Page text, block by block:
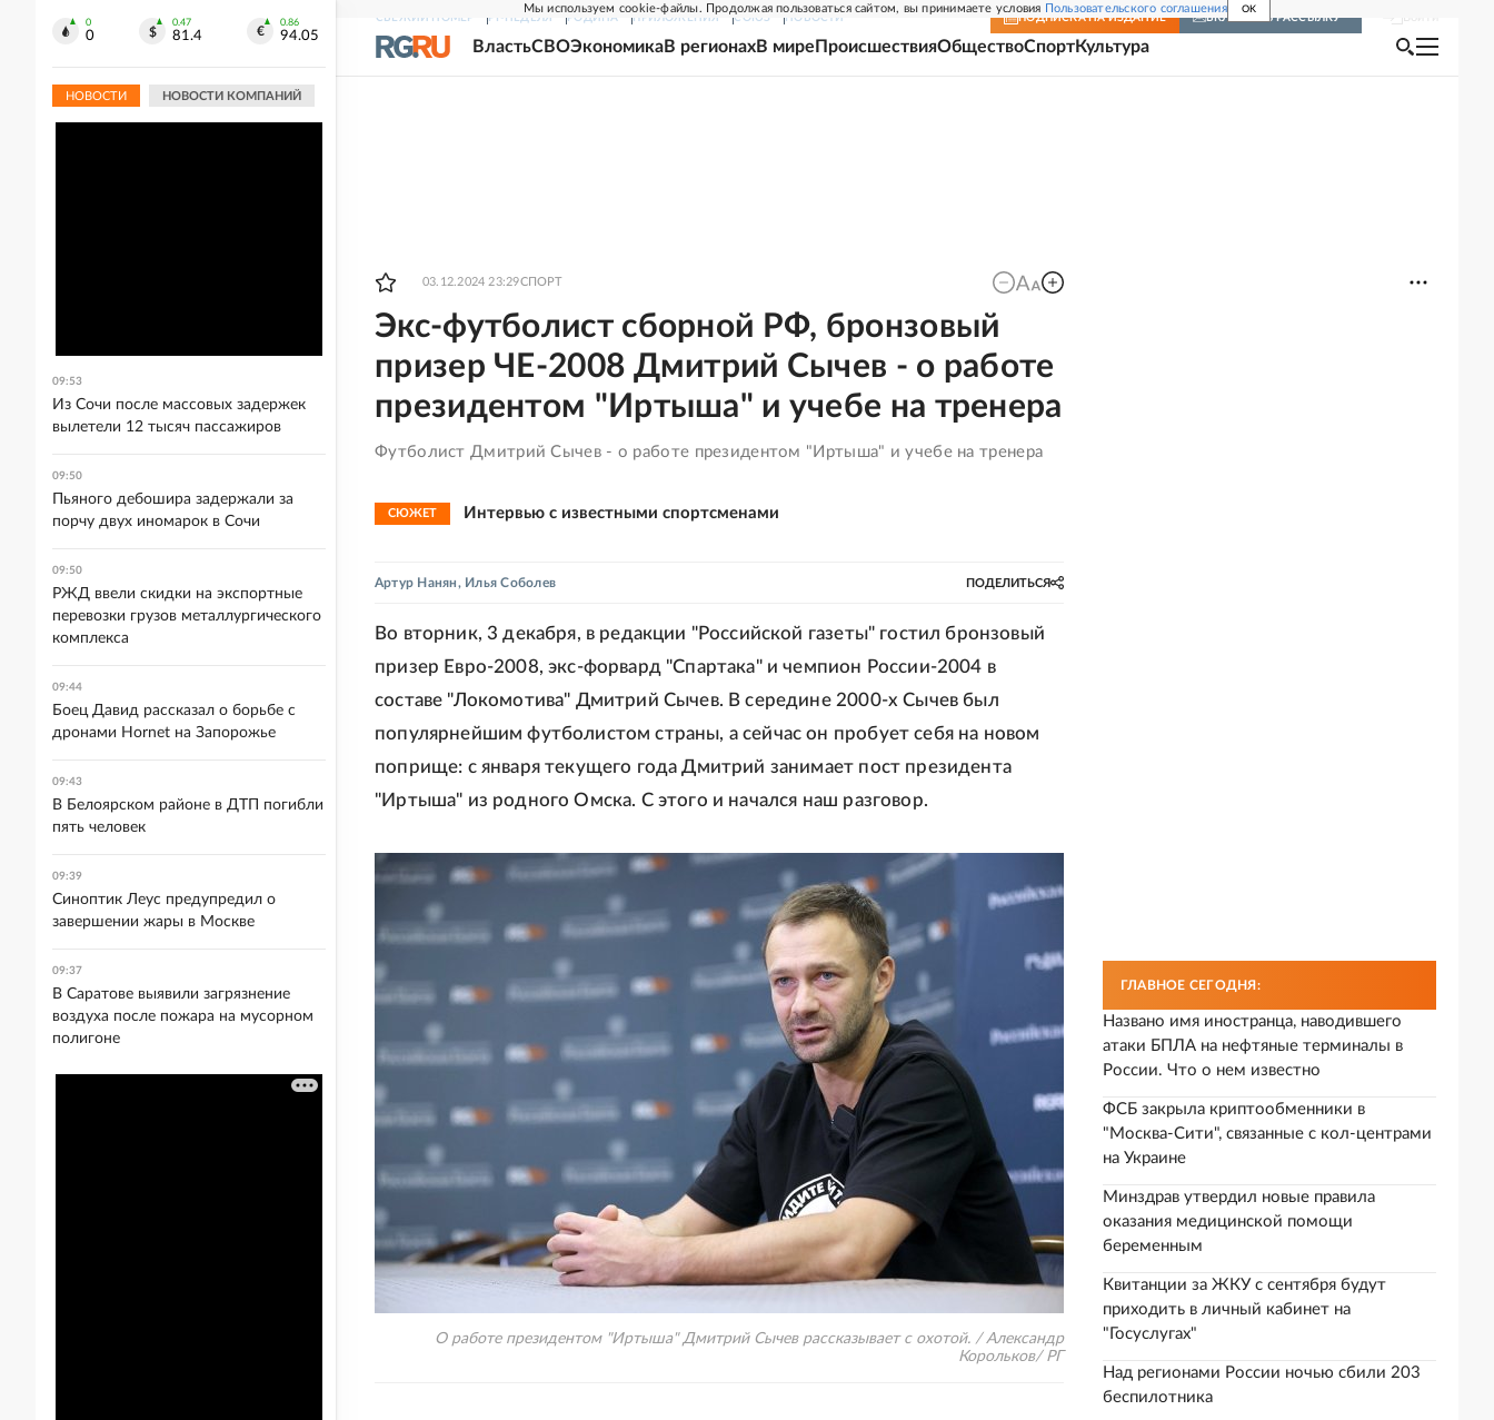
Мы используем cookie-файлы. Продолжая пользоваться сайтом, вы принимаете условия Пользовательского соглашения OK
СВЕЖИЙ НОМЕР РГ-НЕДЕЛЯ РОДИНА ПРИЛОЖЕНИЯ СОЮЗ НОВОСТИ ПОДПИСКА НА ИЗДАНИЕ ВКЛЮЧИТЬ РАССЫЛКУ
ВластьСВОЭкономикаВ регионахВ мире ПроисшествияОбществоСпортКультура
03.12.2024 23:29СПОРТ
Экс-футболист сборной РФ, бронзовый
призер ЧЕ-2008 Дмитрий Сычев - о работе
президентом "Иртыша" и учебе на тренера
Футболист Дмитрий Сычев - о работе президентом "Иртыша" и учебе на тренера
СЮЖЕТ Интервью с известными спортсменами
Артур Нанян, Илья Соболев ПОДЕЛИТЬСЯ
Во вторник, 3 декабря, в редакции "Российской газеты" гостил бронзовый
призер Евро-2008, экс-форвард "Спартака" и чемпион России-2004 в
составе "Локомотива" Дмитрий Сычев. В середине 2000-х Сычев был
популярнейшим футболистом страны, а сейчас он пробует себя на новом
поприще: с января текущего года Дмитрий занимает пост президента
"Иртыша" из родного Омска. С этого и начался наш разговор.
О работе президентом "Иртыша" Дмитрий Сычев рассказывает с охотой. / Александр
Корольков/ РГ
ГЛАВНОЕ СЕГОДНЯ:
Названо имя иностранца, наводившего
атаки БПЛА на нефтяные терминалы в
России. Что о нем известно
ФСБ закрыла криптообменники в
"Москва-Сити", связанные с кол-центрами
на Украине
Минздрав утвердил новые правила
оказания медицинской помощи
беременным
Квитанции за ЖКУ с сентября будут
приходить в личный кабинет на
"Госуслугах"
Над регионами России ночью сбили 203
беспилотника
0
0
0.47
81.4
0.86
94.05
НОВОСТИ НОВОСТИ КОМПАНИЙ
09:53
Из Сочи после массовых задержек
вылетели 12 тысяч пассажиров
09:50
Пьяного дебошира задержали за
порчу двух иномарок в Сочи
09:50
РЖД ввели скидки на экспортные
перевозки грузов металлургического
комплекса
09:44
Боец Давид рассказал о борьбе с
дронами Hornet на Запорожье
09:43
В Белоярском районе в ДТП погибли
пять человек
09:39
Синоптик Леус предупредил о
завершении жары в Москве
09:37
В Саратове выявили загрязнение
воздуха после пожара на мусорном
полигоне